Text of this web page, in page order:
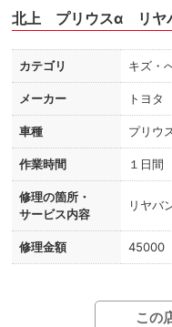
北上 プリウスα リヤ
カテゴリ キズ・
メーカー トヨタ
車種 プリウ
作業時間 １日間
修理の箇所・
サービス内容
リヤバ
修理金額 45000
この